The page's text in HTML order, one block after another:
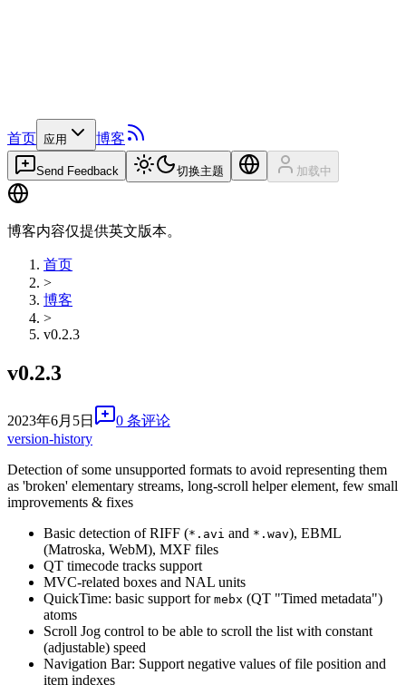
首页 应用 博客
Send Feedback 切换主题 加载中
博客内容仅提供英文版本。
首页
>
博客
>
v0.2.3
v0.2.3
2023年6月5日
0 条评论
version-history
Detection of some unsupported formats to avoid representing them
as 'broken' elementary streams, long-scroll helper element, few small
improvements & fixes
Basic detection of RIFF (*.avi and *.wav), EBML
(Matroska, WebM), MXF files
QT timecode tracks support
MVC-related boxes and NAL units
QuickTime: basic support for mebx (QT "Timed metadata")
atoms
Scroll Jog control to be able to scroll the list with constant
(adjustable) speed
Navigation Bar: Support negative values of file position and
item indexes